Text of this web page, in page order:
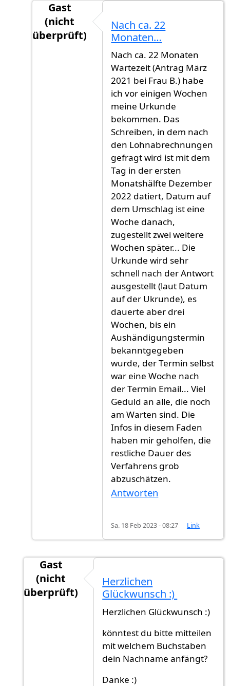
Gast
(nicht
überprüft)
Wie ist der erste Buchstabe…
Nach ca. 22
Monaten…
Nach ca. 22 Monaten
Wartezeit (Antrag März
2021 bei Frau B.) habe
ich vor einigen Wochen
meine Urkunde
bekommen. Das
Schreiben, in dem nach
den Lohnabrechnungen
gefragt wird ist mit dem
Tag in der ersten
Monatshälfte Dezember
2022 datiert, Datum auf
dem Umschlag ist eine
Woche danach,
zugestellt zwei weitere
Wochen später... Die
Urkunde wird sehr
schnell nach der Antwort
ausgestellt (laut Datum
auf der Ukrunde), es
dauerte aber drei
Wochen, bis ein
Aushändigungstermin
bekanntgegeben
wurde, der Termin selbst
war eine Woche nach
der Termin Email... Viel
Geduld an alle, die noch
am Warten sind. Die
Infos in diesem Faden
haben mir geholfen, die
restliche Dauer des
Verfahrens grob
abzuschätzen.
Antworten
Sa. 18 Feb 2023 - 08:27 Link
Gast
(nicht
überprüft)
Herzlichen
Glückwunsch :)
Herzlichen Glückwunsch :)
könntest du bitte mitteilen
mit welchem Buchstaben
dein Nachname anfängt?
Danke :)